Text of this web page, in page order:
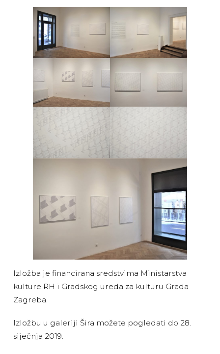
Izložba je financirana sredstvima Ministarstva
kulture RH i Gradskog ureda za kulturu Grada
Zagreba.
Izložbu u galeriji Šira možete pogledati do 28.
siječnja 2019.